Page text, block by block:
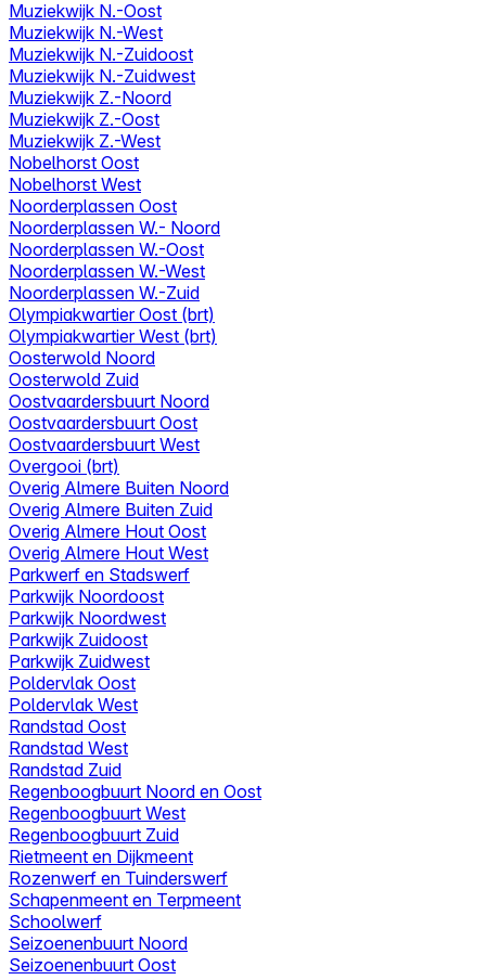
Muziekwijk N.-Oost
Muziekwijk N.-West
Muziekwijk N.-Zuidoost
Muziekwijk N.-Zuidwest
Muziekwijk Z.-Noord
Muziekwijk Z.-Oost
Muziekwijk Z.-West
Nobelhorst Oost
Nobelhorst West
Noorderplassen Oost
Noorderplassen W.- Noord
Noorderplassen W.-Oost
Noorderplassen W.-West
Noorderplassen W.-Zuid
Olympiakwartier Oost (brt)
Olympiakwartier West (brt)
Oosterwold Noord
Oosterwold Zuid
Oostvaardersbuurt Noord
Oostvaardersbuurt Oost
Oostvaardersbuurt West
Overgooi (brt)
Overig Almere Buiten Noord
Overig Almere Buiten Zuid
Overig Almere Hout Oost
Overig Almere Hout West
Parkwerf en Stadswerf
Parkwijk Noordoost
Parkwijk Noordwest
Parkwijk Zuidoost
Parkwijk Zuidwest
Poldervlak Oost
Poldervlak West
Randstad Oost
Randstad West
Randstad Zuid
Regenboogbuurt Noord en Oost
Regenboogbuurt West
Regenboogbuurt Zuid
Rietmeent en Dijkmeent
Rozenwerf en Tuinderswerf
Schapenmeent en Terpmeent
Schoolwerf
Seizoenenbuurt Noord
Seizoenenbuurt Oost